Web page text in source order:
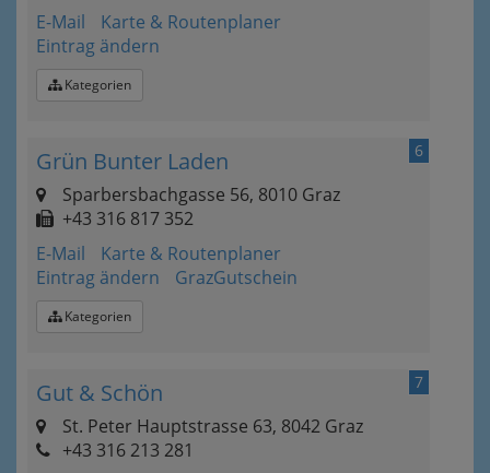
E-Mail
Karte & Routenplaner
Eintrag ändern
Kategorien
6
Grün Bunter Laden
Sparbersbachgasse 56, 8010 Graz
+43 316 817 352
E-Mail
Karte & Routenplaner
Eintrag ändern
GrazGutschein
Kategorien
7
Gut & Schön
St. Peter Hauptstrasse 63, 8042 Graz
+43 316 213 281